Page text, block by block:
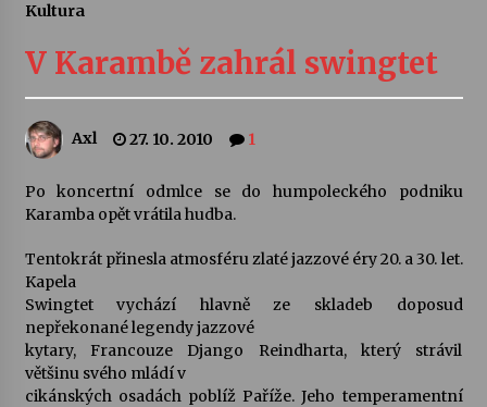
Sukuba Ensemble
4. 8. 2026
Vernisáž výstavy Josefíny Duškové: Stávám se
kapkou
30. 7. 2026
Pozvánka na integrační festival Quijotova
šedesátka: 28. 7.–1. 8. 2026
28. 7. 2026
Kultura
V Karambě zahrál swingtet
Axl 27. 10. 2010 1
Po koncertní odmlce se do humpoleckého podniku
Karamba opět vrátila hudba.
Tentokrát přinesla atmosféru zlaté jazzové éry 20. a 30. let.
Kapela
Swingtet vychází hlavně ze skladeb doposud
nepřekonané legendy jazzové
kytary, Francouze Django Reindharta, který strávil
většinu svého mládí v
cikánských osadách poblíž Paříže. Jeho temperamentní